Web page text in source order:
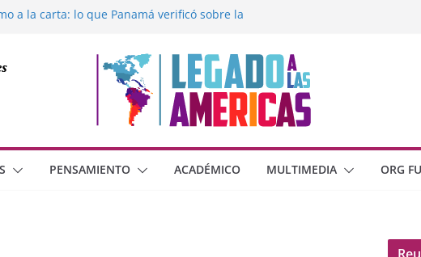
a la carta: lo que Panamá verificó sobre la
México frente al crimen organizado y la
con Estados Unidos
moral cristiana
o dos dimensiones humanas?
PENSAMIENTO ACADÉMICO MULTIMEDIA ORG